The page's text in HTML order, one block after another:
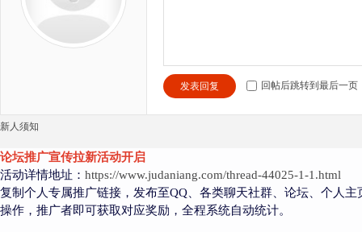
发表回复 回帖后跳转到最后一页
新人须知
论坛推广宣传拉新活动开启
活动详情地址： https://www.judaniang.com/thread-44025-1-1.html
复制个人专属推广链接，发布至QQ、各类聊天社群、论坛、个人
操作，推广者即可获取对应奖励，全程系统自动统计。